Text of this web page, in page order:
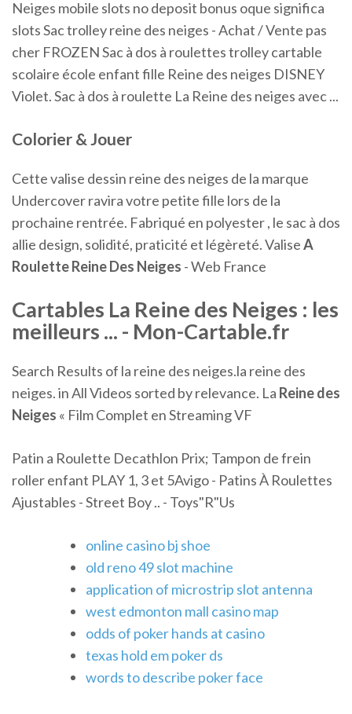
Neiges mobile slots no deposit bonus oque significa
slots Sac trolley reine des neiges - Achat / Vente pas
cher FROZEN Sac à dos à roulettes trolley cartable
scolaire école enfant fille Reine des neiges DISNEY
Violet. Sac à dos à roulette La Reine des neiges avec ...
Colorier & Jouer
Cette valise dessin reine des neiges de la marque
Undercover ravira votre petite fille lors de la
prochaine rentrée. Fabriqué en polyester , le sac à dos
allie design, solidité, praticité et légèreté. ValiseA
Roulette Reine Des Neiges - Web France
Cartables La Reine des Neiges : les
meilleurs ... - Mon-Cartable.fr
Search Results of la reine des neiges.la reine des
neiges. in All Videos sorted by relevance. La Reinedes
Neiges « Film Complet en Streaming VF
Patin a Roulette Decathlon Prix; Tampon de frein
roller enfant PLAY 1, 3 et 5Avigo - Patins À Roulettes
Ajustables - Street Boy .. - Toys"R"Us
online casino bj shoe
old reno 49 slot machine
application of microstrip slot antenna
west edmonton mall casino map
odds of poker hands at casino
texas hold em poker ds
words to describe poker face